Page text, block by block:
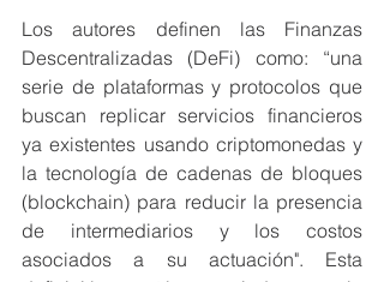
Los autores definen las Finanzas
Descentralizadas (DeFi) como: “una
serie de plataformas y protocolos que
buscan replicar servicios financieros
ya existentes usando criptomonedas y
la tecnología de cadenas de bloques
(blockchain) para reducir la presencia
de intermediarios y los costos
asociados a su actuación". Esta